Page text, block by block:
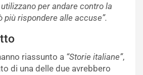
per andare contro la
più rispondere alle accuse”.
riassunto a “Storie italiane”,
di una delle due avrebbero